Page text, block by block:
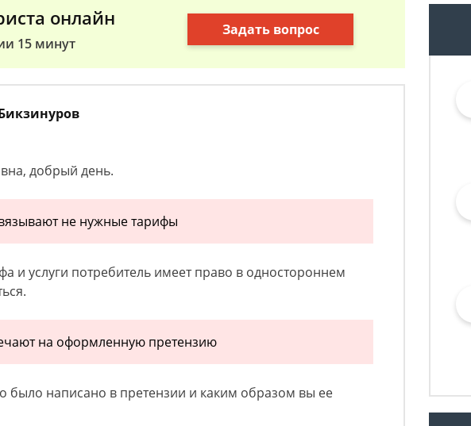
онлайн
15 минут
Задать вопрос
добрый день.
не нужные тарифы
и услуги потребитель имеет право в одностороннем
на оформленную претензию
было написано в претензии и каким образом вы ее